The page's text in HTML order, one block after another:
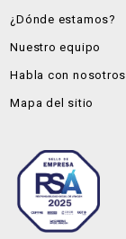
¿Dónde estamos?
Nuestro equipo
Habla con nosotros
Mapa del sitio